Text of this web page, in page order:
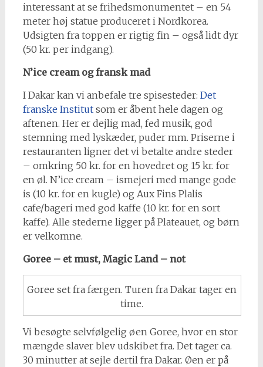
interessant at se frihedsmonumentet – en 54
meter høj statue produceret i Nordkorea.
Udsigten fra toppen er rigtig fin – også lidt dyr
(50 kr. per indgang).
N’ice cream og fransk mad
I Dakar kan vi anbefale tre spisesteder: Det
franske Institutsom er åbent hele dagen og
aftenen. Her er dejlig mad, fed musik, god
stemning med lyskæder, puder mm. Priserne i
restauranten ligner det vi betalte andre steder
– omkring 50 kr. for en hovedret og 15 kr. for
en øl. N’ice cream – ismejeri med mange gode
is (10 kr. for en kugle) og Aux Fins Plalis
cafe/bageri med god kaffe (10 kr. for en sort
kaffe). Alle stederne ligger på Plateauet, og børn
er velkomne.
Goree – et must, Magic Land – not
Goree set fra færgen. Turen fra Dakar tager en
time.
Vi besøgte selvfølgelig øen Goree, hvor en stor
mængde slaver blev udskibet fra. Det tager ca.
30 minutter at sejle dertil fra Dakar. Øen er på